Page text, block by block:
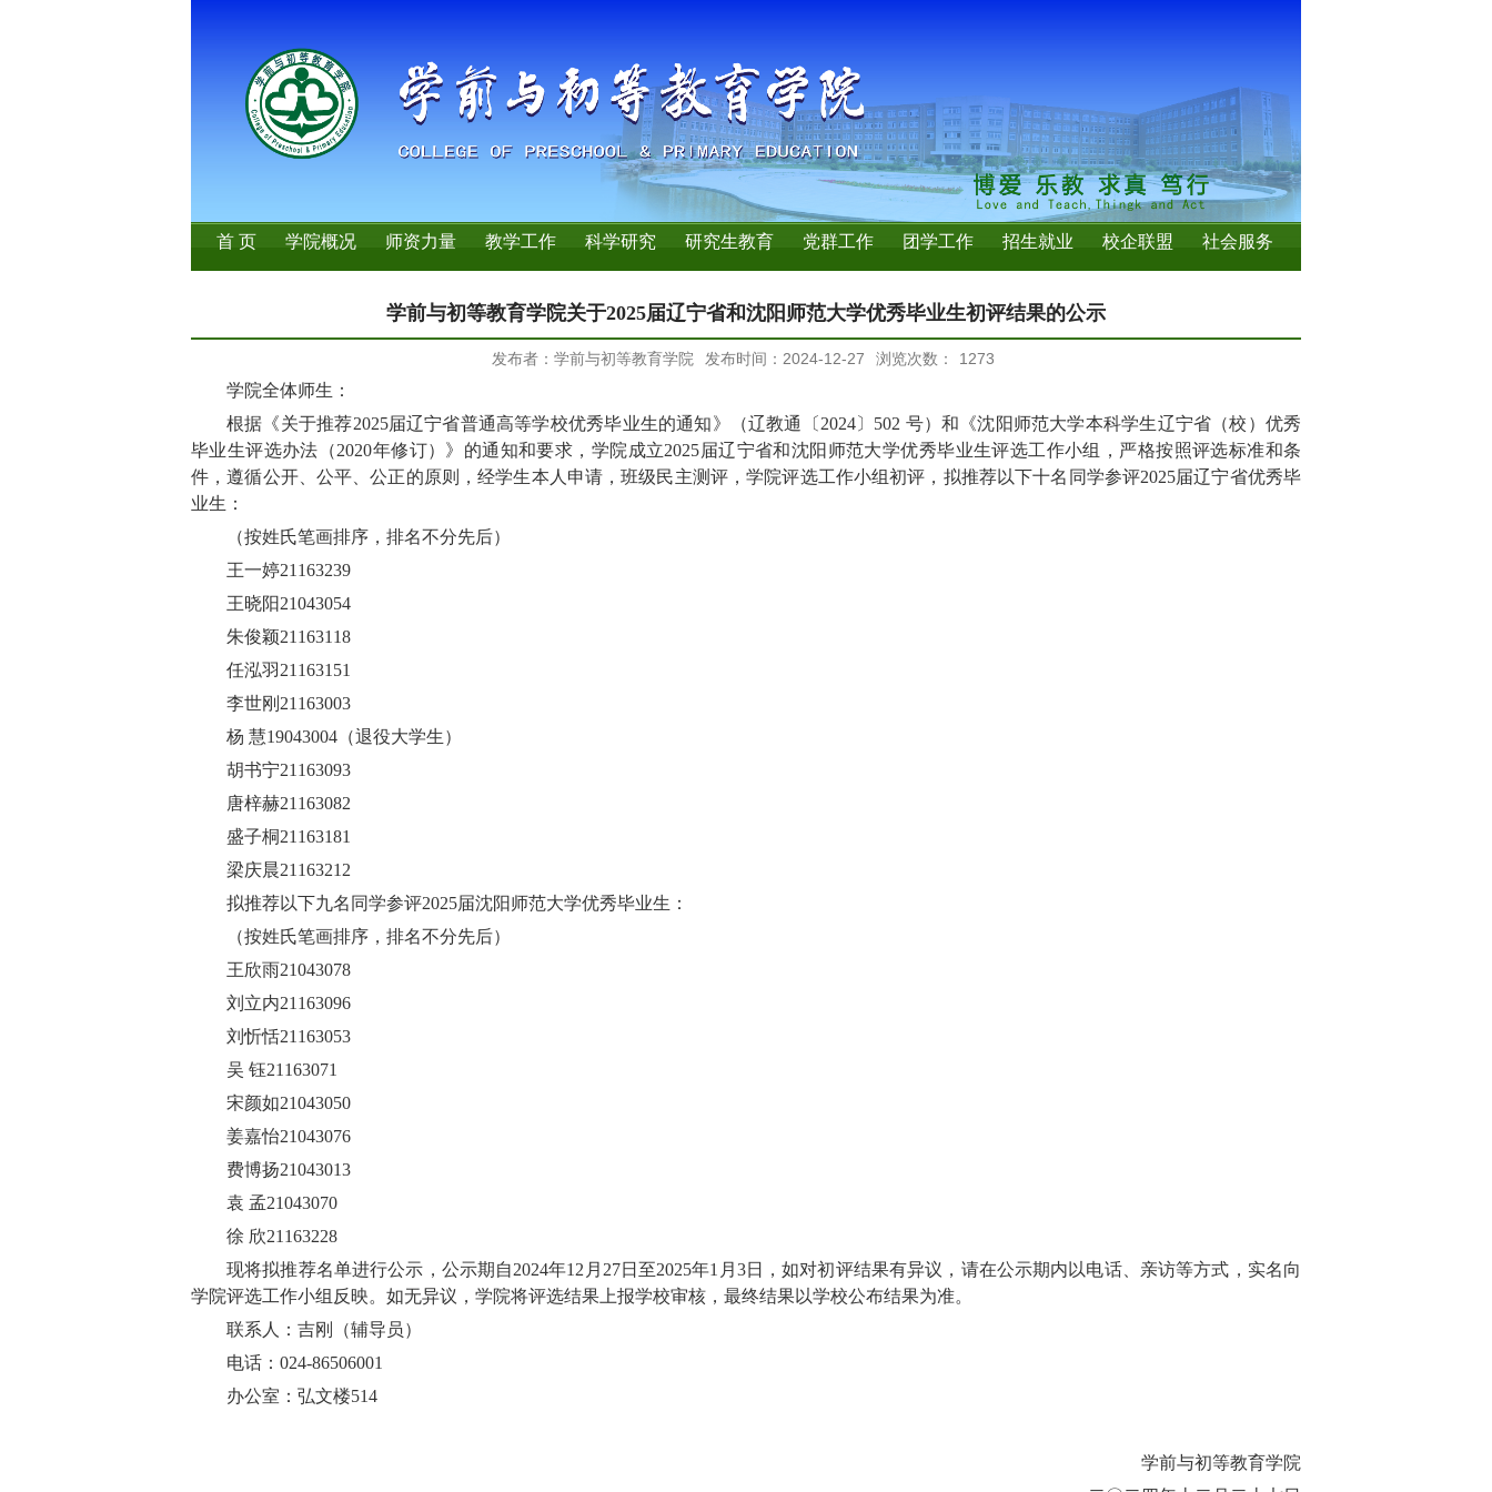
首 页 学院概况 师资力量 教学工作 科学研究 研究生教育 党群工作 团学工作 招生就业 校企联盟 社会服务
学前与初等教育学院关于2025届辽宁省和沈阳师范大学优秀毕业生初评结果的公示
发布者：学前与初等教育学院 发布时间：2024-12-27 浏览次数： 1273
学院全体师生：
根据《关于推荐2025届辽宁省普通高等学校优秀毕业生的通知》（辽教通〔2024〕502 号）和《沈阳师范大学本科学生辽宁省（校）优秀
毕业生评选办法（2020年修订）》的通知和要求，学院成立2025届辽宁省和沈阳师范大学优秀毕业生评选工作小组，严格按照评选标准和条
件，遵循公开、公平、公正的原则，经学生本人申请，班级民主测评，学院评选工作小组初评，拟推荐以下十名同学参评2025届辽宁省优秀毕
业生：
（按姓氏笔画排序，排名不分先后）
王一婷21163239
王晓阳21043054
朱俊颖21163118
任泓羽21163151
李世刚21163003
杨 慧19043004（退役大学生）
胡书宁21163093
唐梓赫21163082
盛子桐21163181
梁庆晨21163212
拟推荐以下九名同学参评2025届沈阳师范大学优秀毕业生：
（按姓氏笔画排序，排名不分先后）
王欣雨21043078
刘立内21163096
刘忻恬21163053
吴 钰21163071
宋颜如21043050
姜嘉怡21043076
费博扬21043013
袁 孟21043070
徐 欣21163228
现将拟推荐名单进行公示，公示期自2024年12月27日至2025年1月3日，如对初评结果有异议，请在公示期内以电话、亲访等方式，实名向
学院评选工作小组反映。如无异议，学院将评选结果上报学校审核，最终结果以学校公布结果为准。
联系人：吉刚（辅导员）
电话：024-86506001
办公室：弘文楼514
学前与初等教育学院